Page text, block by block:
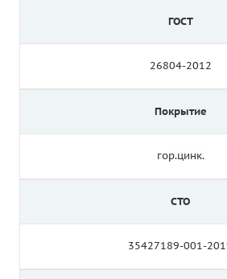
ГОСТ
26804-2012
Покрытие
гор.цинк.
СТО
35427189-001-